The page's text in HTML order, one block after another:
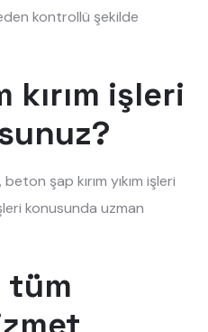
kontrollü şekilde
işleri
şap kırım yıkım işleri
konusunda uzman